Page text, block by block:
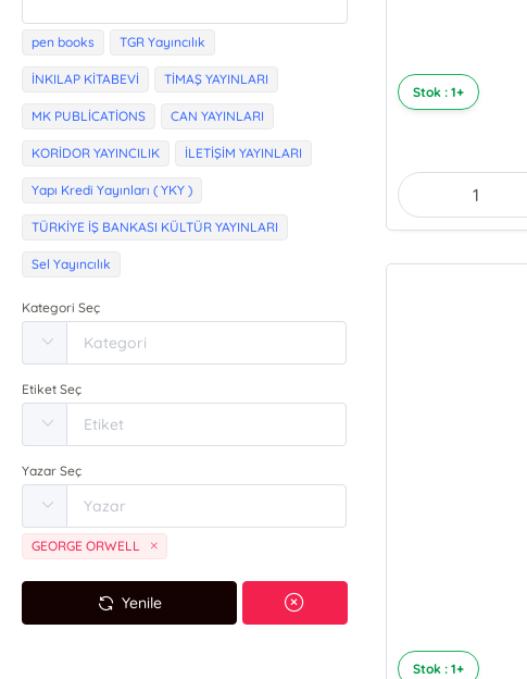
pen books TGR Yayıncılık
İNKILAP KİTABEVİ TİMAŞ YAYINLARI
MK PUBLİCATİONS CAN YAYINLARI
KORİDOR YAYINCILIK İLETİŞİM YAYINLARI
Yapı Kredi Yayınları ( YKY )
TÜRKİYE İŞ BANKASI KÜLTÜR YAYINLARI
Sel Yayıncılık
Kategori Seç
Etiket Seç
Yazar Seç
GEORGE ORWELL
Yenile
Stok : 1+
Stok : 1+